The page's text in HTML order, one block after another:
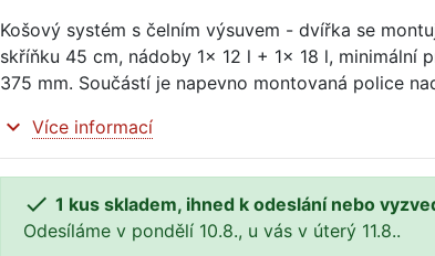
Košový systém s čelním výsuvem - dvířka se
skříňku 45 cm, nádoby 1x 12 l + 1x 18 l, minimální
375 mm. Součástí je napevno montovaná police
expand_more Více informací
 1 kus skladem, ihned k odeslání nebo
Odesíláme v pondělí 10.8., u vás v úterý 11.8..